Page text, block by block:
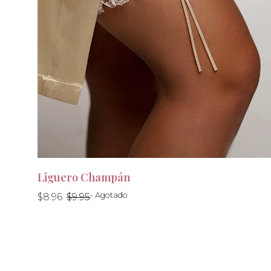
Liguero Champán
Precio
$8.96
Precio$9.95- Agotado